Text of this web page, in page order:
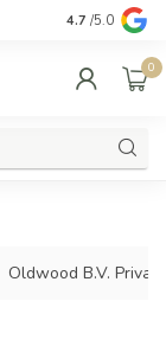
Kwaliteit &
4.7 /5.0
0
Oldwood B.V.